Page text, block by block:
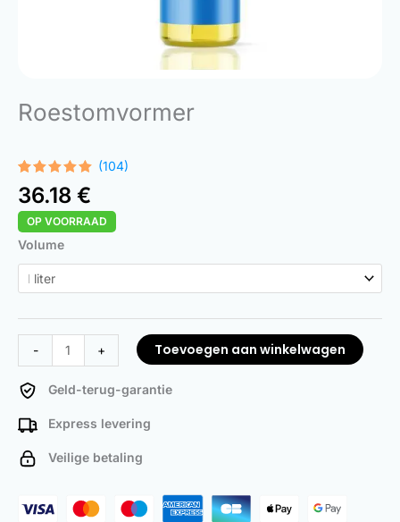
Roestomvormer
Gewaardeerd
4.99op 5
gebaseerd
op
104
klant
waarderingen
(104)
36.18 €
OP VOORRAAD
Volume
-
Rust
Converter
aantal
+ Toevoegen aan winkelwagen
Geld-terug-garantie
Express levering
Veilige betaling